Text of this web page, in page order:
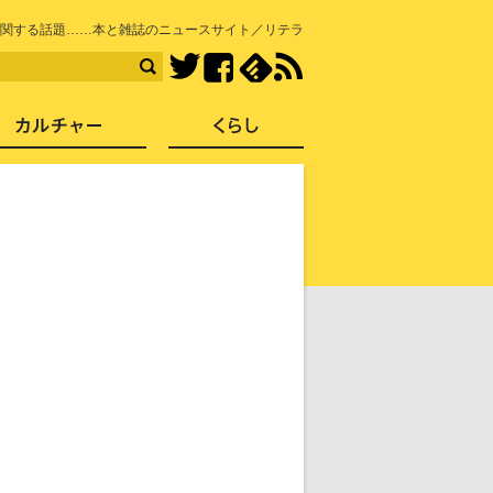
する話題……本と雑誌のニュースサイト／リテラ
TwitterFacebook
社会